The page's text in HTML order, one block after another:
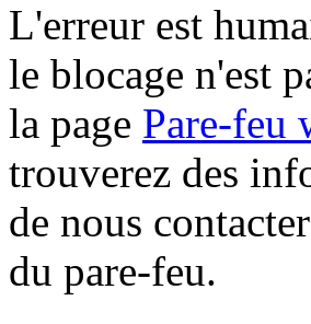
L'erreur est
le blocage n'est
la page Pare-feu
trouverez des
de nous
du pare-feu.